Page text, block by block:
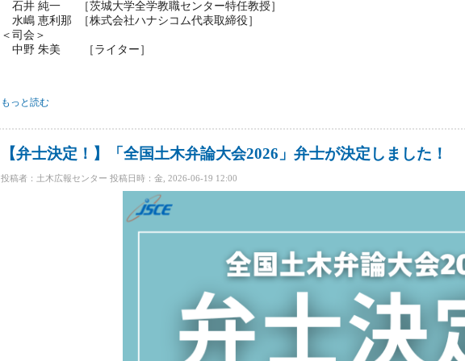
石井 純一 ［茨城大学全学教職センター特任教授］
水嶋 恵利那 ［株式会社ハナシコム代表取締役］
＜司会＞
中野 朱美 ［ライター］
【開催報告】「全国土木弁論大会2026」を開催しました について
もっと読む
【弁士決定！】「全国土木弁論大会2026」弁士が決定しました！
投稿者： 土木広報センター 投稿日時：金, 2026-06-19 12:00